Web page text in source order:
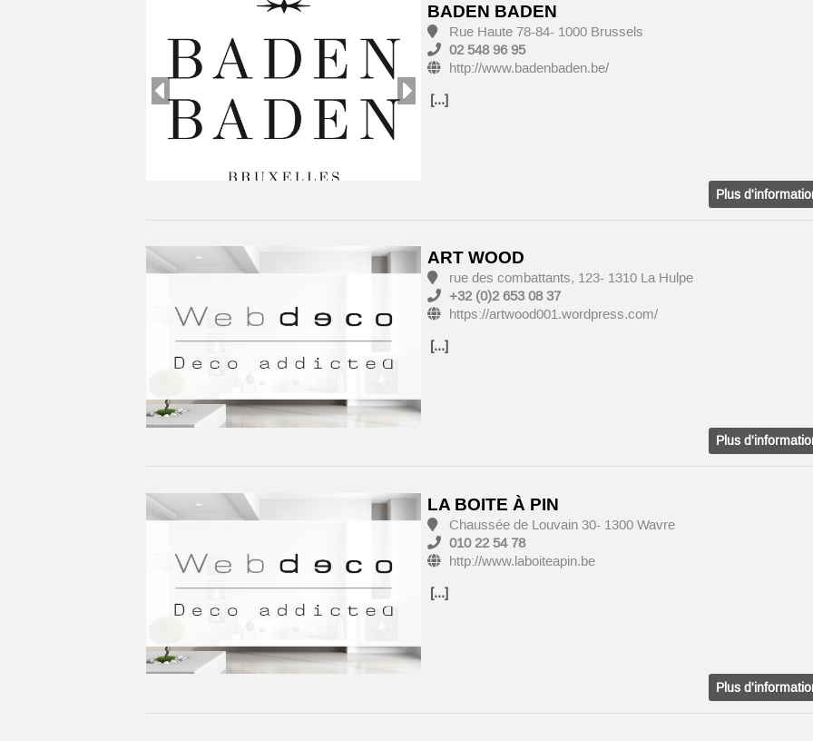
BADEN BADEN
Rue Haute 78-84- 1000 Brussels
02 548 96 95
http://www.badenbaden.be/
[...]
Plus
ART WOOD
rue des combattants, 123- 1310 La Hulpe
+32 (0)2 653 08 37
https://artwood001.wordpress.com/
[...]
Plus
LA BOITE À PIN
Chaussée de Louvain 30- 1300 Wavre
010 22 54 78
http://www.laboiteapin.be
[...]
Plus